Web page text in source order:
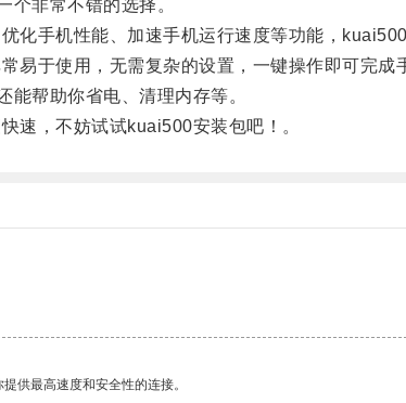
非常不错的选择。
手机性能、加速手机运行速度等功能，kuai500
于使用，无需复杂的设置，一键操作即可完成
帮助你省电、清理内存等。
，不妨试试kuai500安装包吧！。
供最高速度和安全性的连接。